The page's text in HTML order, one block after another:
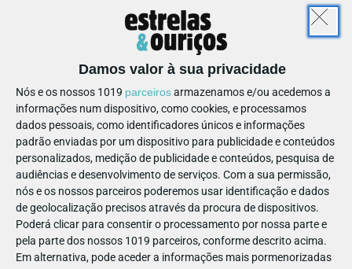
Damos valor à sua privacidade
Nós e os nossos 1019 parceirosarmazenamos e/ou acedemos a
informações num dispositivo, como cookies, e processamos
dados pessoais, como identificadores únicos e informações
padrão enviadas por um dispositivo para publicidade e conteúdos
personalizados, medição de publicidade e conteúdos, pesquisa de
audiências e desenvolvimento de serviços. Com a sua permissão,
nós e os nossos parceiros poderemos usar identificação e dados
de geolocalização precisos através da procura de dispositivos.
Poderá clicar para consentir o processamento por nossa parte e
pela parte dos nossos 1019 parceiros, conforme descrito acima.
Em alternativa, pode aceder a informações mais pormenorizadas
17